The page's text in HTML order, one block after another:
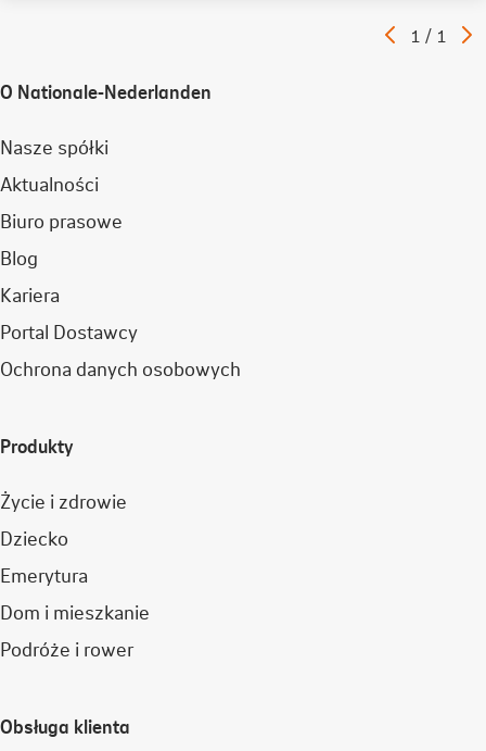
Poprzedni
artykuł
Artykuł
1 / 1
O Nationale-Nederlanden
Nasze spółki
Aktualności
Biuro prasowe
Blog
Kariera
Portal Dostawcy
Ochrona danych osobowych
Produkty
Życie i zdrowie
Dziecko
Emerytura
Dom i mieszkanie
Podróże i rower
Obsługa klienta